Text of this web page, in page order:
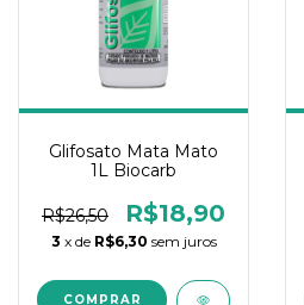
Glifosato Mata Mato
1L Biocarb
R$26,50 R$18,90
3 x de R$6,30 sem juros